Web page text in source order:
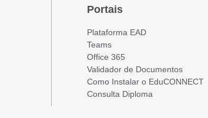
Portais
Plataforma EAD
Teams
Office 365
Validador de Documentos
Como Instalar o EduCONNECT
Consulta Diploma